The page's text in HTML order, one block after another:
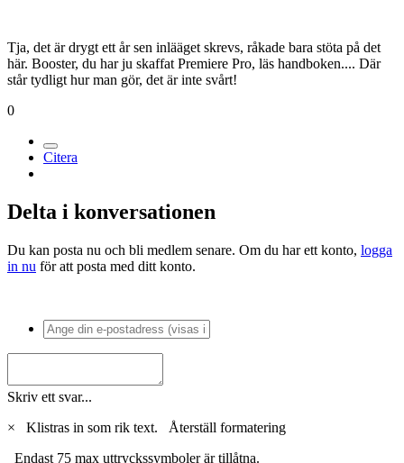
Tja, det är drygt ett år sen inlääget skrevs, råkade bara stöta på det
här. Booster, du har ju skaffat Premiere Pro, läs handboken.... Där
står tydligt hur man gör, det är inte svårt!
0
Citera
Delta i konversationen
Du kan posta nu och bli medlem senare. Om du har ett konto, logga
in nu för att posta med ditt konto.
Skriv ett svar...
×
Klistras in som rik text. Återställ formatering
Endast 75 max uttryckssymboler är tillåtna.